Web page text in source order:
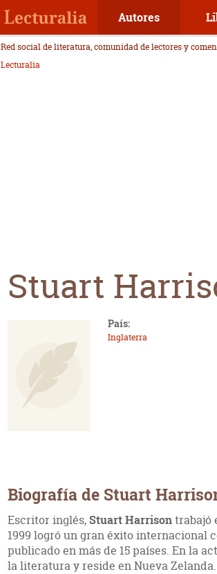
Autores
Red social de literatura, comunidad de lectores y
Lecturalia
Stuart
País:
Inglaterra
Biografía de Stuart
Escritor inglés,Stuart Harrisontrabajó
1999 logró un gran éxito internacional
publicado en más de 15 países. En la
la literatura y reside en Nueva Zelanda.